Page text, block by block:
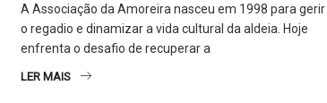
A Associação da Amoreira nasceu em 1998 para gerir
o regadio e dinamizar a vida cultural da aldeia. Hoje
enfrenta o desafio de recuperar a
LER MAIS